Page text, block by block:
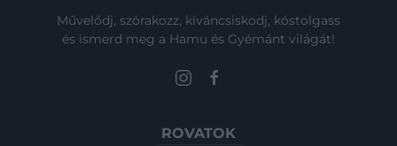
legfontosabb napjává, amit vallástól
függetlenül világszerte nagy lakomákkal
Művelődj, szórakozz, kíváncsiskodj, kóstolgass
és ismerd meg a Hamu és Gyémánt világát!
ROVATOK